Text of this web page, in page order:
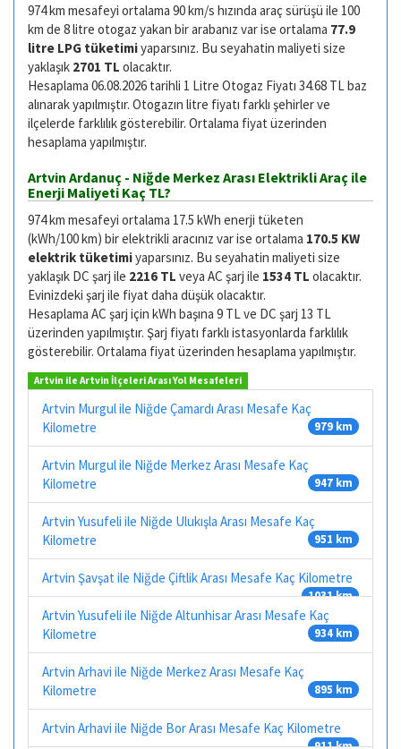
974 km mesafeyi ortalama 90 km/s hızında araç sürüşü ile 100
km de 8 litre otogaz yakan bir arabanız var ise ortalama 77.9
litre LPG tüketimiyaparsınız. Bu seyahatin maliyeti size
yaklaşık 2701 TL olacaktır.
Hesaplama 06.08.2026 tarihli 1 Litre Otogaz Fiyatı 34.68 TL baz
alınarak yapılmıştır. Otogazın litre fiyatı farklı şehirler ve
ilçelerde farklılık gösterebilir. Ortalama fiyat üzerinden
hesaplama yapılmıştır.
Artvin Ardanuç - Niğde Merkez Arası Elektrikli Araç ile
Enerji Maliyeti Kaç TL?
974 km mesafeyi ortalama 17.5 kWh enerji tüketen
(kWh/100 km) bir elektrikli aracınız var ise ortalama 170.5 KW
elektrik tüketimiyaparsınız. Bu seyahatin maliyeti size
yaklaşık DC şarj ile 2216 TL veya AC şarj ile 1534 TL olacaktır.
Evinizdeki şarj ile fiyat daha düşük olacaktır.
Hesaplama AC şarj için kWh başına 9 TL ve DC şarj 13 TL
üzerinden yapılmıştır. Şarj fiyatı farklı istasyonlarda farklılık
gösterebilir. Ortalama fiyat üzerinden hesaplama yapılmıştır.
Artvin ile Artvin İlçeleri Arası Yol Mesafeleri
Artvin Murgul ile Niğde Çamardı Arası Mesafe Kaç
Kilometre
979 km
Artvin Murgul ile Niğde Merkez Arası Mesafe Kaç
Kilometre
947 km
Artvin Yusufeli ile Niğde Ulukışla Arası Mesafe Kaç
Kilometre
951 km
Artvin Şavşat ile Niğde Çiftlik Arası Mesafe Kaç Kilometre
1031 km
Artvin Yusufeli ile Niğde Altunhisar Arası Mesafe Kaç
Kilometre
934 km
Artvin Arhavi ile Niğde Merkez Arası Mesafe Kaç
Kilometre
895 km
Artvin Arhavi ile Niğde Bor Arası Mesafe Kaç Kilometre
911 km